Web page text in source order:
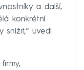
a další,
konkrétní
uvedl